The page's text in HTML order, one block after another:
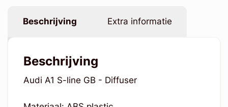
Beschrijving Extra informatie
Beschrijving
Audi A1 S-line GB - Diffuser